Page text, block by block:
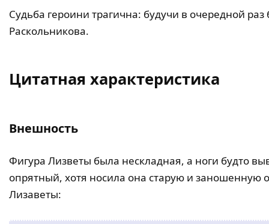
Судьба героини трагична: будучи в очередной
Раскольникова.
Цитатная характеристика
Внешность
Фигура Лизветы была нескладная, а ноги будто
опрятный, хотя носила она старую и заношенную
Лизаветы: